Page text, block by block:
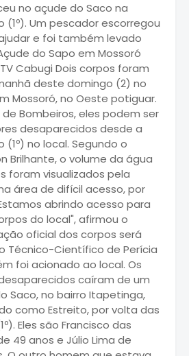
no açude do Saco na
Um pescador escorregou
e foi também levado
do Sapo em Mossoró
Cabugi Dois corpos foram
deste domingo (2) no
Mossoró, no Oeste potiguar.
Bombeiros, eles podem ser
desaparecidos desde a
no local. Segundo o
Brilhante, o volume da água
foram visualizados pela
área de difícil acesso, por
abrindo acesso para
do local", afirmou o
oficial dos corpos será
Técnico-Científico de Perícia
foi acionado ao local. Os
caíram de um
Saco, no bairro Itapetinga,
como Estreito, por volta das
Eles são Francisco das
49 anos e Júlio Lima de